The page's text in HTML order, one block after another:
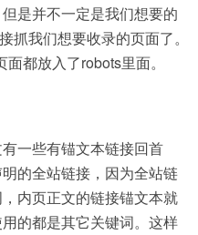
是并不一定是我们想要的
抓我们想要收录的页面了。
都放入了robots里面。
一些有锚文本链接回首
的全站链接，因为全站链
内页正文的链接锚文本就
的都是其它关键词。这样